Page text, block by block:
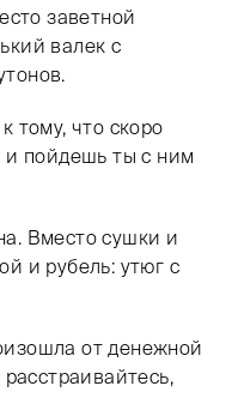
заветной
валек с
тому, что скоро
и пойдешь ты с ним
Вместо сушки и
и рубель: утюг с
от денежной